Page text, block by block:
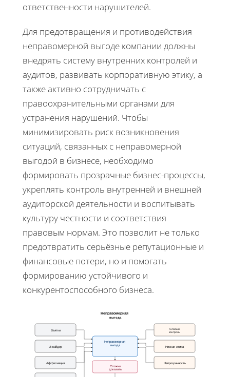
ответственности нарушителей.
Для предотвращения и противодействия
неправомерной выгоде компании должны
внедрять систему внутренних контролей и
аудитов, развивать корпоративную этику, а
также активно сотрудничать с
правоохранительными органами для
устранения нарушений. Чтобы
минимизировать риск возникновения
ситуаций, связанных с неправомерной
выгодой в бизнесе, необходимо
формировать прозрачные бизнес-процессы,
укреплять контроль внутренней и внешней
аудиторской деятельности и воспитывать
культуру честности и соответствия
правовым нормам. Это позволит не только
предотвратить серьёзные репутационные и
финансовые потери, но и помогать
формированию устойчивого и
конкурентоспособного бизнеса.
Неправомерная
выгода
Взятки
Инсайдер
Аффилиация
Слабый
контроль
Низкая этика
Непрозрачность
Неправомерная
выгода
Сложно
доказать